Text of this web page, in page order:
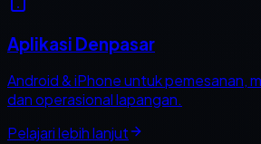
Aplikasi Denpasar
Android & iPhone untuk pemesanan,
dan operasional lapangan.
Pelajari lebih lanjut